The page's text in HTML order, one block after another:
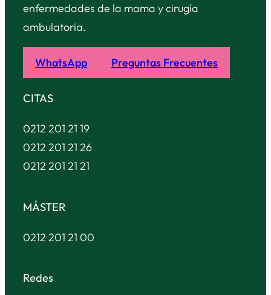
enfermedades de la mama y cirugía
ambulatoria.
WhatsApp Preguntas Frecuentes
CITAS
0212 201 21 19
0212 201 21 26
0212 201 21 21
MÁSTER
0212 201 21 00
Redes